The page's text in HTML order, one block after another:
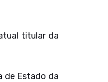
titular da
de Estado da